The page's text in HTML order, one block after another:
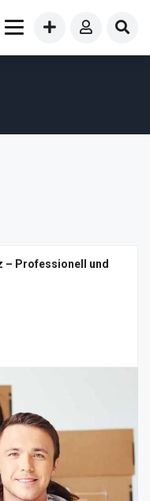
– Professionell und